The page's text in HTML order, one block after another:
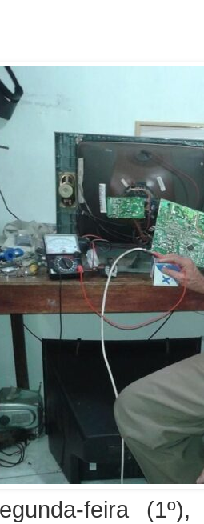
feira